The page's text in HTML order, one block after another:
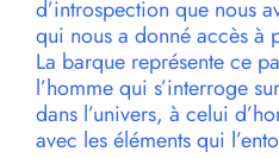
d’introspection que nous
qui nous a donné accès à
La barque représente ce
l’homme qui s’interroge
dans l’univers, à celui
avec les éléments qui